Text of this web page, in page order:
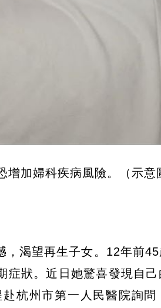
加婦科疾病風險。（示意
渴望再生子女。12年前
狀。近日她驚喜發現自己
杭州市第一人民醫院詢問